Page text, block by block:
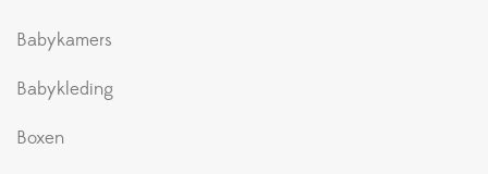
Babykamers
Babykleding
Boxen